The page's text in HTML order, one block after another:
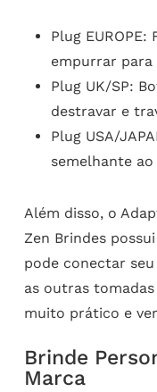
Plug
empurrar para
Plug UK/SP:
destravar e
Plug USA/
semelhante ao
Além disso, o
Zen Brindes
pode conectar
as outras
muito prático e
Brinde
Marca